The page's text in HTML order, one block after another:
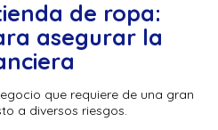
de ropa:
asegurar la
que requiere de una gran
a diversos riesgos.